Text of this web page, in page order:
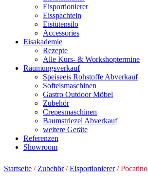
Eisportionierer
Eisspachteln
Eistütensilo
Accessories
Eisakademie
Rezepte
Alle Kurs- & Workshoptermine
Räumungsverkauf
Speiseeis Rohstoffe Abverkauf
Softeismaschinen
Gastro Outdoor Möbel
Zubehör
Crepesmaschinen
Baumstriezel Abverkauf
weitere Geräte
Referenzen
Showroom
Startseite / Zubehör/Eisportionierer/ Pocatino